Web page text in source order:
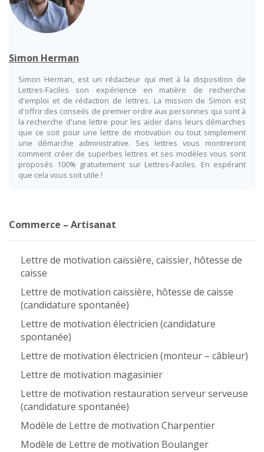
Simon Herman
Simon Herman, est un rédacteur qui met à la disposition de
Lettres-Faciles son expérience en matière de recherche
d'emploi et de rédaction de lettres. La mission de Simon est
d'offrir des conseils de premier ordre aux personnes qui sont à
la recherche d'une lettre pour les aider dans leurs démarches
que ce soit pour une lettre de motivation ou tout simplement
une démarche administrative. Ses lettres vous montreront
comment créer de superbes lettres et ses modèles vous sont
proposés 100% gratuitement sur Lettres-Faciles. En espérant
que cela vous soit utile !
Commerce – Artisanat
Lettre de motivation caissière, caissier, hôtesse de
caisse
Lettre de motivation caissière, hôtesse de caisse
(candidature spontanée)
Lettre de motivation électricien (candidature
spontanée)
Lettre de motivation électricien (monteur – câbleur)
Lettre de motivation magasinier
Lettre de motivation restauration serveur serveuse
(candidature spontanée)
Modèle de Lettre de motivation Charpentier
Modèle de Lettre de motivation Boulanger